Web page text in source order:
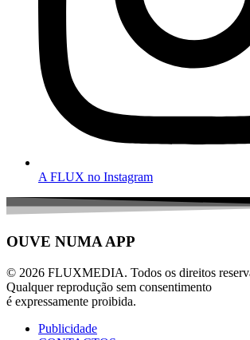
A FLUX no Instagram
OUVE NUMA APP
© 2026 FLUXMEDIA. Todos os direitos
Qualquer reprodução sem consentimento
é expressamente proibida.
Publicidade